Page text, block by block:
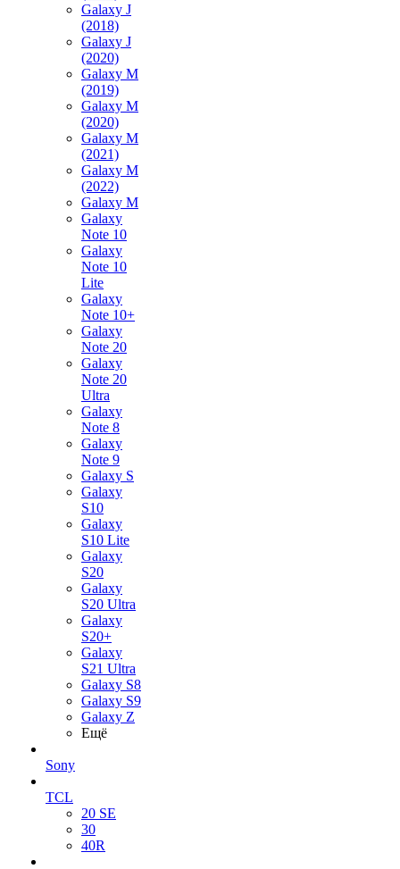
Galaxy J
(2018)
Galaxy J
(2020)
Galaxy M
(2019)
Galaxy M
(2020)
Galaxy M
(2021)
Galaxy M
(2022)
Galaxy M
Galaxy
Note 10
Galaxy
Note 10
Lite
Galaxy
Note 10+
Galaxy
Note 20
Galaxy
Note 20
Ultra
Galaxy
Note 8
Galaxy
Note 9
Galaxy S
Galaxy
S10
Galaxy
S10 Lite
Galaxy
S20
Galaxy
S20 Ultra
Galaxy
S20+
Galaxy
S21 Ultra
Galaxy S8
Galaxy S9
Galaxy Z
Ещё
Sony
TCL
20 SE
30
40R